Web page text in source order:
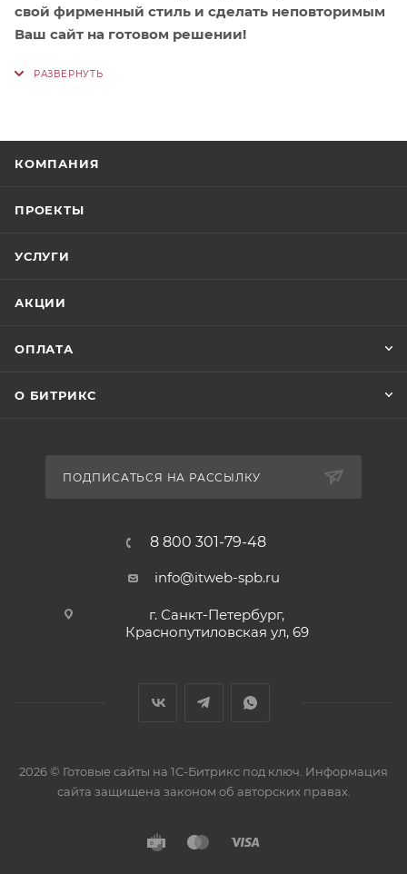
свой фирменный стиль и сделать неповторимым
Ваш сайт на готовом решении!
КОМПАНИЯ
ПРОЕКТЫ
УСЛУГИ
АКЦИИ
ОПЛАТА
О БИТРИКС
ПОДПИСАТЬСЯ НА РАССЫЛКУ
8 800 301-79-48
info@itweb-spb.ru
г. Санкт-Петербург,
Краснопутиловская ул, 69
2026 © Готовые сайты на 1С-Битрикс под ключ. Информация
сайта защищена законом об авторских правах.